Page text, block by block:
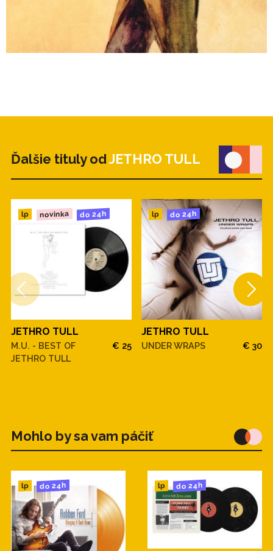
Ďalšie tituly od JETHRO TULL
lp novinka do 24h
JETHRO TULL
M.U. - BEST OF
JETHRO TULL
€ 25
lp do 24h
JETHRO TULL
UNDER WRAPS € 30
Mohlo by sa vam páčiť
lp do 24h lp do 24h